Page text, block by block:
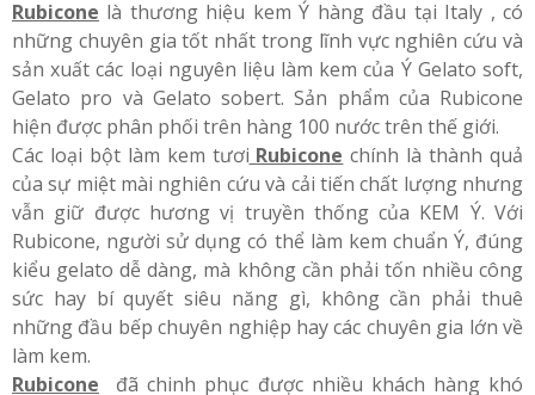
Rubicone là thương hiệu kem Ý hàng đầu tại Italy , có
những chuyên gia tốt nhất trong lĩnh vực nghiên cứu và
sản xuất các loại nguyên liệu làm kem của Ý Gelato soft,
Gelato pro và Gelato sobert. Sản phẩm của Rubicone
hiện được phân phối trên hàng 100 nước trên thế giới.
Các loại bột làm kem tươi Rubicone chính là thành quả
của sự miệt mài nghiên cứu và cải tiến chất lượng nhưng
vẫn giữ được hương vị truyền thống của KEM Ý. Với
Rubicone, người sử dụng có thể làm kem chuẩn Ý, đúng
kiểu gelato dễ dàng, mà không cần phải tốn nhiều công
sức hay bí quyết siêu năng gì, không cần phải thuê
những đầu bếp chuyên nghiệp hay các chuyên gia lớn về
làm kem.
Rubicone đã chinh phục được nhiều khách hàng khó